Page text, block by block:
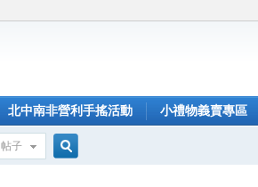
北中南非營利手搖活動 小禮物義賣專區
帖子